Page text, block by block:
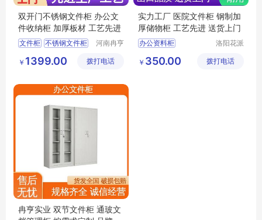
双开门不锈钢文件柜 办公文
件收纳柜 加厚板材 工艺先进
文件柜 不锈钢文件柜
河南冉亨
公司
￥ 1399.00 拨打电话
实力工厂 医院文件柜 钢制加
厚储物柜 工艺先进 送货上门
办公资料柜
钢制加厚收纳柜
洛阳花派
有限公司
￥ 350.00 拨打电话
冉亨实业 双节文件柜 通玻文